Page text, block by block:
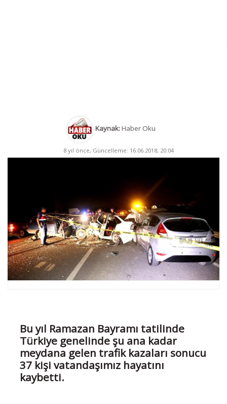
Kaynak:Haber Oku
8 yıl önce, Güncelleme: 16.06.2018, 20:04
Bu yıl Ramazan Bayramı tatilinde
Türkiye genelinde şu ana kadar
meydana gelen trafik kazaları sonucu
37 kişi vatandaşımız hayatını
kaybetti.